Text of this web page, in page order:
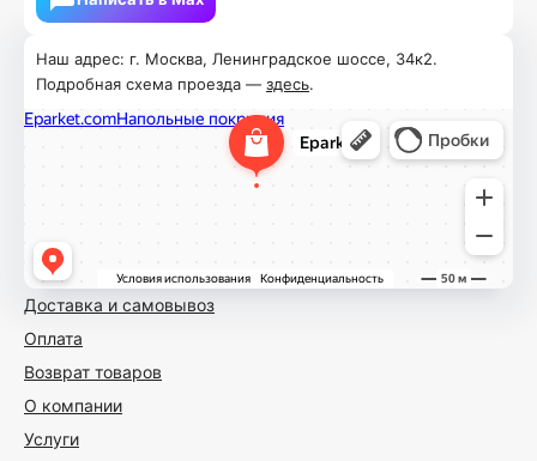
Доставка и самовывоз
Оплата
Возврат товаров
О компании
Услуги
Наш адрес: г. Москва, Ленинградское шоссе, 34к2.
Подробная схема проезда — здесь.